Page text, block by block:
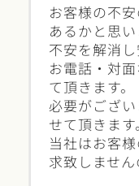
お客様の不
あるかと思い
不安を解消
お電話・対
て頂きます。
必要がござ
せて頂きます。
当社はお客
求致しません